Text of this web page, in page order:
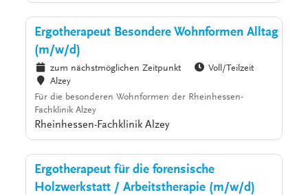
Ergotherapeut Besondere Wohnformen Alltag
(m/w/d)
zum nächstmöglichen Zeitpunkt
Voll/Teilzeit
Alzey
Für die besonderen Wohnformen der Rheinhessen-
Fachklinik Alzey
Rheinhessen-Fachklinik Alzey
Ergotherapeut für die forensische
Holzwerkstatt / Arbeitstherapie (m/w/d)